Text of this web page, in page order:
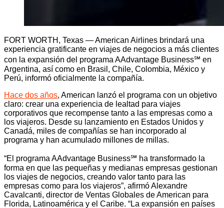
FORT WORTH, Texas — American Airlines brindará una
experiencia gratificante en viajes de negocios a más clientes
con la expansión del programa AAdvantage Business℠ en
Argentina, así como en Brasil, Chile, Colombia, México y
Perú, informó oficialmente la compañía.
Hace dos años, American lanzó el programa con un objetivo
claro: crear una experiencia de lealtad para viajes
corporativos que recompense tanto a las empresas como a
los viajeros. Desde su lanzamiento en Estados Unidos y
Canadá, miles de compañías se han incorporado al
programa y han acumulado millones de millas.
“El programa AAdvantage Business℠ ha transformado la
forma en que las pequeñas y medianas empresas gestionan
los viajes de negocios, creando valor tanto para las
empresas como para los viajeros”, afirmó Alexandre
Cavalcanti, director de Ventas Globales de American para
Florida, Latinoamérica y el Caribe. “La expansión en países